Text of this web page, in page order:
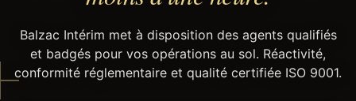
Balzac Intérim met à disposition des agents qualifiés
et badgés pour vos opérations au sol. Réactivité,
conformité réglementaire et qualité certifiée ISO 9001.